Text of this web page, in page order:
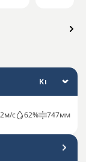
2м/с 62% 747мм